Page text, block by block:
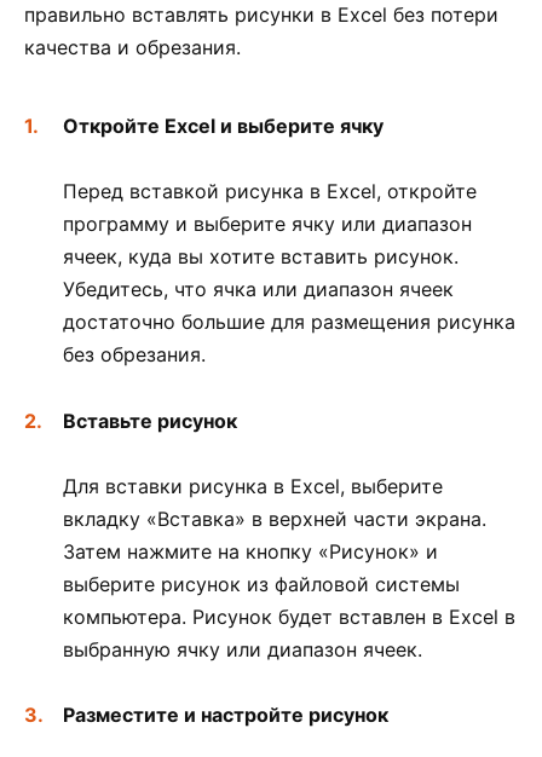
правильно вставлять рисунки в Excel без потери
качества и обрезания.
Откройте Excel и выберите ячку
Перед вставкой рисунка в Excel, откройте
программу и выберите ячку или диапазон
ячеек, куда вы хотите вставить рисунок.
Убедитесь, что ячка или диапазон ячеек
достаточно большие для размещения рисунка
без обрезания.
Вставьте рисунок
Для вставки рисунка в Excel, выберите
вкладку «Вставка» в верхней части экрана.
Затем нажмите на кнопку «Рисунок» и
выберите рисунок из файловой системы
компьютера. Рисунок будет вставлен в Excel в
выбранную ячку или диапазон ячеек.
Разместите и настройте рисунок